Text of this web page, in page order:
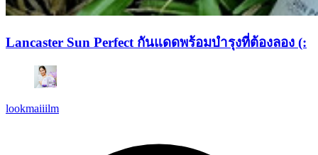
Lancaster Sun Perfect กันแดดพร้อมบำรุงที่ต้องลอง (:
lookmaiiilm